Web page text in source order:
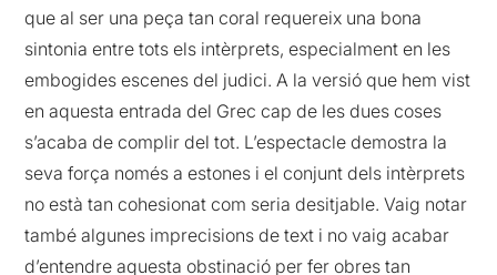
que al ser una peça tan coral requereix una bona
sintonia entre tots els intèrprets, especialment en les
embogides escenes del judici. A la versió que hem vist
en aquesta entrada del Grec cap de les dues coses
s’acaba de complir del tot. L’espectacle demostra la
seva força només a estones i el conjunt dels intèrprets
no està tan cohesionat com seria desitjable. Vaig notar
també algunes imprecisions de text i no vaig acabar
d’entendre aquesta obstinació per fer obres tan